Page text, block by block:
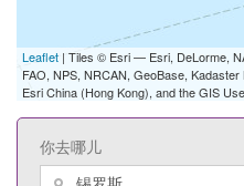
Leaflet | Tiles © Esri — Esri, DeLorme,
FAO, NPS, NRCAN, GeoBase,
Esri China (Hong Kong), and the GIS
你去哪儿